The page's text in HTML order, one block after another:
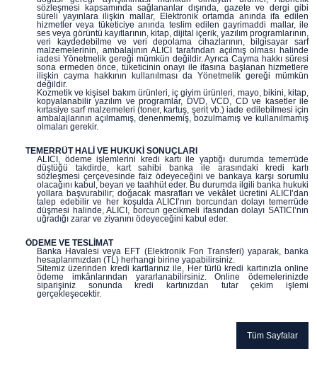
sözleşmesi kapsamında sağlananlar dışında, gazete ve dergi gibi
süreli yayınlara ilişkin mallar, Elektronik ortamda anında ifa edilen
hizmetler veya tüketiciye anında teslim edilen gayrimaddi mallar, ile
ses veya görüntü kayıtlarının, kitap, dijital içerik, yazılım programlarının,
veri kaydedebilme ve veri depolama cihazlarının, bilgisayar sarf
malzemelerinin, ambalajının ALICI tarafından açılmış olması halinde
iadesi Yönetmelik gereği mümkün değildir. Ayrıca Cayma hakkı süresi
sona ermeden önce, tüketicinin onayı ile ifasına başlanan hizmetlere
ilişkin cayma hakkının kullanılması da Yönetmelik gereği mümkün
değildir.
Kozmetik ve kişisel bakım ürünleri, iç giyim ürünleri, mayo, bikini, kitap,
kopyalanabilir yazılım ve programlar, DVD, VCD, CD ve kasetler ile
kırtasiye sarf malzemeleri (toner, kartuş, şerit vb.) iade edilebilmesi için
ambalajlarının açılmamış, denenmemiş, bozulmamış ve kullanılmamış
olmaları gerekir.
TEMERRÜT HALİ VE HUKUKİ SONUÇLARI
ALICI, ödeme işlemlerini kredi kartı ile yaptığı durumda temerrüde
düştüğü takdirde, kart sahibi banka ile arasındaki kredi kartı
sözleşmesi çerçevesinde faiz ödeyeceğini ve bankaya karşı sorumlu
olacağını kabul, beyan ve taahhüt eder. Bu durumda ilgili banka hukuki
yollara başvurabilir; doğacak masrafları ve vekâlet ücretini ALICI’dan
talep edebilir ve her koşulda ALICI’nın borcundan dolayı temerrüde
düşmesi halinde, ALICI, borcun gecikmeli ifasından dolayı SATICI’nın
uğradığı zarar ve ziyanını ödeyeceğini kabul eder.
ÖDEME VE TESLİMAT
Banka Havalesi veya EFT (Elektronik Fon Transferi) yaparak, banka
hesaplarımızdan (TL) herhangi birine yapabilirsiniz.
Sitemiz üzerinden kredi kartlarınız ile, Her türlü kredi kartınızla online
ödeme imkânlarından yararlanabilirsiniz. Online ödemelerinizde
siparişiniz sonunda kredi kartınızdan tutar çekim işlemi
gerçekleşecektir.
Tüm Sayfalar